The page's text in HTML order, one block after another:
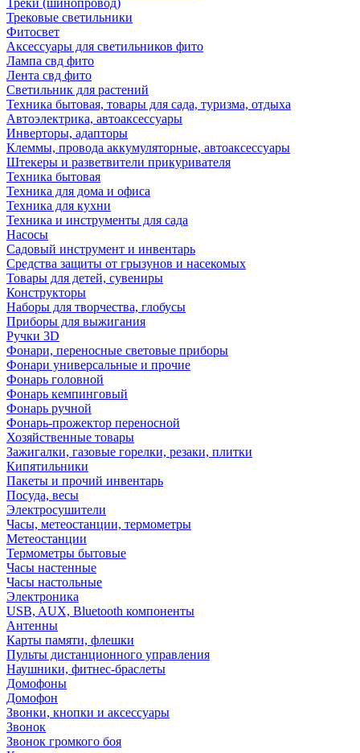
Треки (шинопровод)
Трековые светильники
Фитосвет
Аксессуары для светильников фито
Лампа свд фито
Лента свд фито
Светильник для растений
Техника бытовая, товары для сада, туризма, отдыха
Автоэлектрика, автоаксессуары
Инверторы, адапторы
Клеммы, провода аккумуляторные, автоаксессуары
Штекеры и разветвители прикуривателя
Техника бытовая
Техника для дома и офиса
Техника для кухни
Техника и инструменты для сада
Насосы
Садовый инструмент и инвентарь
Средства защиты от грызунов и насекомых
Товары для детей, сувениры
Конструкторы
Наборы для творчества, глобусы
Приборы для выжигания
Ручки 3D
Фонари, переносные световые приборы
Фонари универсальные и прочие
Фонарь головной
Фонарь кемпинговый
Фонарь ручной
Фонарь-прожектор переносной
Хозяйственные товары
Зажигалки, газовые горелки, резаки, плитки
Кипятильники
Пакеты и прочий инвентарь
Посуда, весы
Электросушители
Часы, метеостанции, термометры
Метеостанции
Термометры бытовые
Часы настенные
Часы настольные
Электроника
USB, AUX, Bluetooth компоненты
Антенны
Карты памяти, флешки
Пульты дистанционного управления
Наушники, фитнес-браслеты
Домофоны
Домофон
Звонки, кнопки и аксессуары
Звонок
Звонок громкого боя